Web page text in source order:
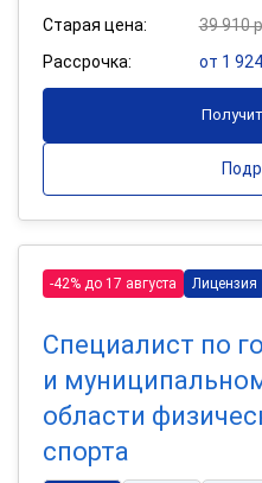
Старая цена:
39 910
Рассрочка:
от 1
-42% до 17 августа Лицензия
Специалист по
и
области
спорта